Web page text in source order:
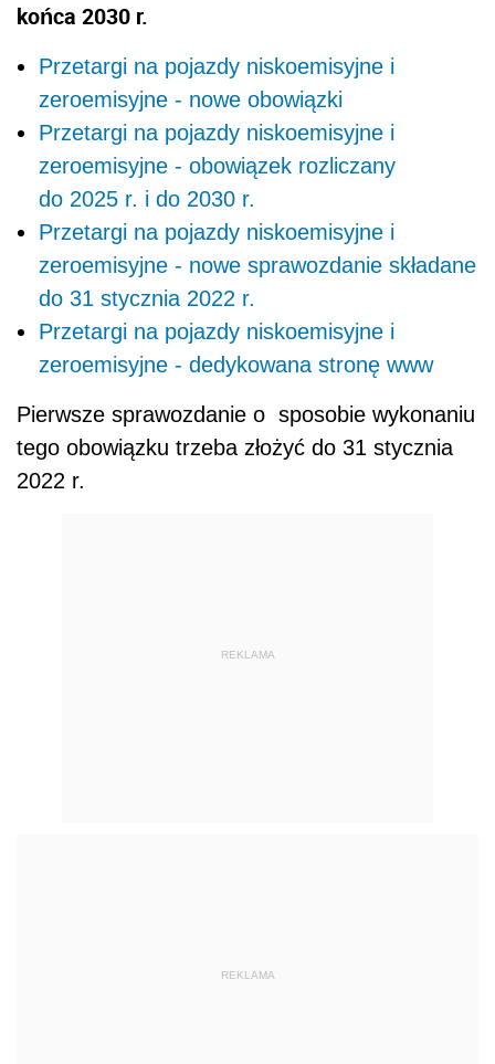
końca 2030 r.
Przetargi na pojazdy niskoemisyjne i
zeroemisyjne - nowe obowiązki
Przetargi na pojazdy niskoemisyjne i
zeroemisyjne - obowiązek rozliczany
do 2025 r. i do 2030 r.
Przetargi na pojazdy niskoemisyjne i
zeroemisyjne - nowe sprawozdanie składane
do 31 stycznia 2022 r.
Przetargi na pojazdy niskoemisyjne i
zeroemisyjne - dedykowana stronę www
Pierwsze sprawozdanie o sposobie wykonaniu
tego obowiązku trzeba złożyć do 31 stycznia
2022 r.
REKLAMA
REKLAMA